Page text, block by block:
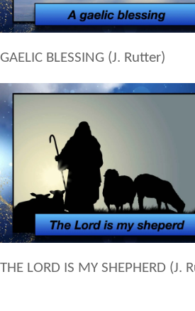
GAELIC BLESSING (J. Rutter)
THE LORD IS MY SHEPHERD (J.